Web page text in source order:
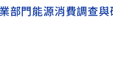
部門能源消費調查與